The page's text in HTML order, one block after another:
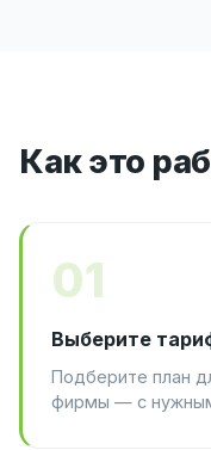
Как это
01
Выберите
Подберите план
фирмы — с